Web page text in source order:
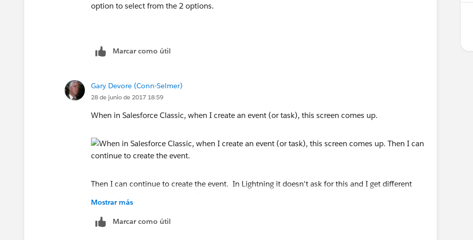
option to select from the 2 options.
Marcar como útil
Gary Devore (Conn-Selmer)
28 de junio de 2017 18:59
When in Salesforce Classic, when I create an event (or task), this screen comes up.
Then I can continue to create the event. In Lightning it doesn't ask for this and I get different
Thanks,
Mostrar más
Marcar como útil